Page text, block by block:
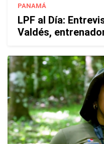
PANAMÁ
LPF al Día:
Valdés,